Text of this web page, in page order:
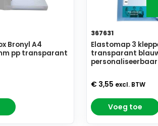
Bronyl A4
pp transparant
367631
Elastomap 3
transparant
personaliseerbaar
€ 3,55 excl. BTW
Voeg toe